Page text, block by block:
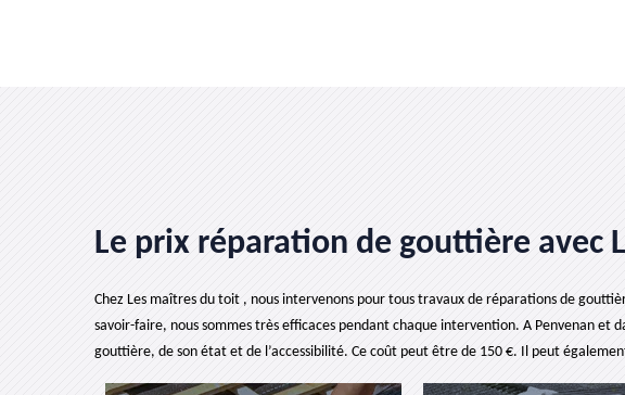
Le prix réparation de gouttière avec
Chez Les maîtres du toit , nous intervenons pour tous travaux de réparations de
savoir-faire, nous sommes très efficaces pendant chaque intervention. A Penvenan
gouttière, de son état et de l’accessibilité. Ce coût peut être de 150 €. Il peut